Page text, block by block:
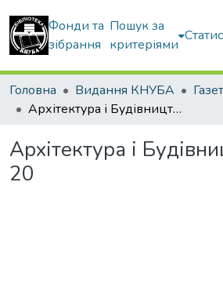
Фонди та
зібрання
Пошук за
критеріями
Головна Видання КНУБА
Архітектура і Будівництво № 18-20
Архітектура і
20